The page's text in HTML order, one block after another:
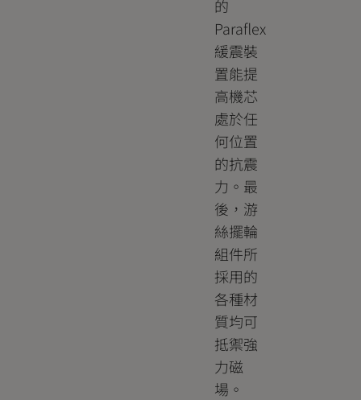
的
Paraflex
緩震裝
置能提
高機芯
處於任
何位置
的抗震
力。最
後，游
絲擺輪
組件所
採用的
各種材
質均可
抵禦強
力磁
場。